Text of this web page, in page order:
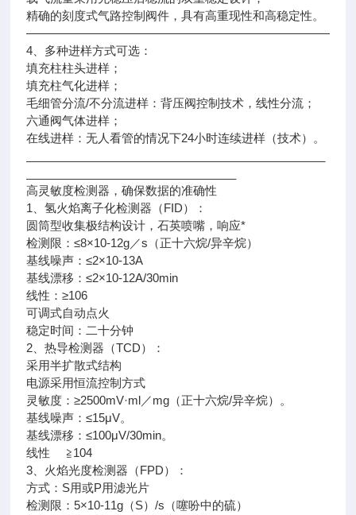
精确的刻度式气路控制阀件，具有高重现性和高稳定性。
4、多种进样方式可选：
填充柱柱头进样；
填充柱气化进样；
毛细管分流/不分流进样：背压阀控制技术，线性分流；
六通阀气体进样；
在线进样：无人看管的情况下24小时连续进样（技术）。
高灵敏度检测器，确保数据的准确性
1、氢火焰离子化检测器（FID）：
圆筒型收集极结构设计，石英喷嘴，响应*
检测限：≤8×10-12g／s（正十六烷/异辛烷）
基线噪声：≤2×10-13A
基线漂移：≤2×10-12A/30min
线性：≥106
可调式自动点火
稳定时间：二十分钟
2、热导检测器（TCD）：
采用半扩散式结构
电源采用恒流控制方式
灵敏度：≥2500mV·ml／mg（正十六烷/异辛烷）。
基线噪声：≤15μV。
基线漂移：≤100μV/30min。
线性 ≧104
3、火焰光度检测器（FPD）：
方式：S用或P用滤光片
检测限：5×10-11g（S）/s（噻吩中的硫）